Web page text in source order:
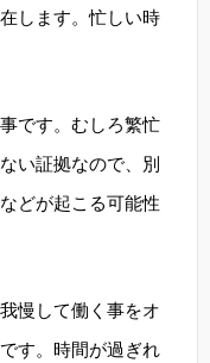
します。忙しい時
です。むしろ繁忙
い証拠なので、別
どが起こる可能性
慢して働く事をオ
す。時間が過ぎれ